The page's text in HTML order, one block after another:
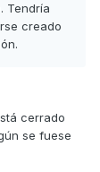
Tendría
creado
cerrado
se fuese